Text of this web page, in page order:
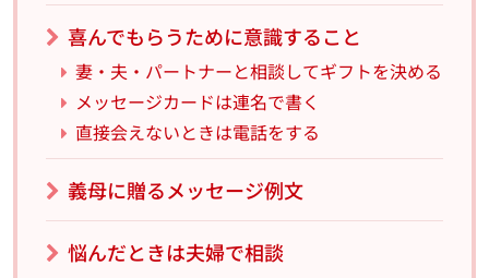
喜んでもらうために意識すること
妻・夫・パートナーと相談してギフトを決める
メッセージカードは連名で書く
直接会えないときは電話をする
義母に贈るメッセージ例文
悩んだときは夫婦で相談